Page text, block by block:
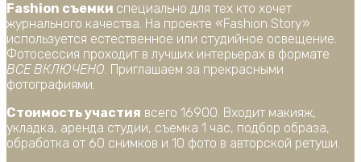
Fashion съемки специально для тех кто хочет
журнального качества. На проекте «Fashion Story»
используется естественное или студийное освещение.
Фотосессия проходит в лучших интерьерах в формате
ВСЕ ВКЛЮЧЕНО. Приглашаем за прекрасными
фотографиями.
Стоимость участия всего 16900. Входит макияж,
укладка, аренда студии, съемка 1 час, подбор образа,
обработка от 60 снимков и 10 фото в авторской ретуши.